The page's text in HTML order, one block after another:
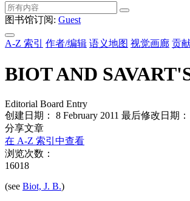
图书馆订阅: Guest
A-Z 索引 作者/编辑 语义地图 视觉画廊 贡
BIOT AND
Editorial Board Entry
创建日期： 8 February 2011 最后修改日期：
分享文章
在 A-Z 索引中查看
浏览次数：
16018
(see Biot, J. B.)